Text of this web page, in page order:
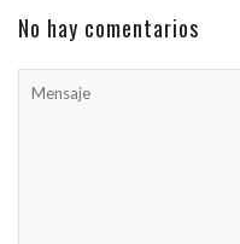
No hay comentarios